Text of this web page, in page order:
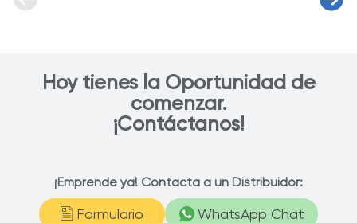
Hoy tienes la Oportunidad de
comenzar.
¡Contáctanos!
¡Emprende ya! Contacta a un Distribuidor:
Formulario WhatsApp Chat